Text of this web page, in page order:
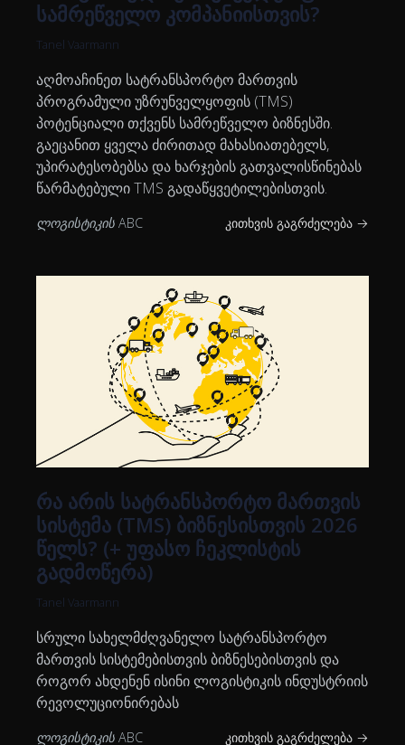
სამრეწველო კომპანიისთვის?
Tanel Vaarmann
აღმოაჩინეთ სატრანსპორტო მართვის
პროგრამული უზრუნველყოფის (TMS)
პოტენციალი თქვენს სამრეწველო ბიზნესში.
გაეცანით ყველა ძირითად მახასიათებელს,
უპირატესობებსა და ხარჯების გათვალისწინებას
წარმატებული TMS გადაწყვეტილებისთვის.
ლოგისტიკის ABC კითხვის გაგრძელება →
რა არის სატრანსპორტო მართვის
სისტემა (TMS) ბიზნესისთვის 2026
წელს? (+ უფასო ჩეკლისტის
გადმოწერა)
Tanel Vaarmann
სრული სახელმძღვანელო სატრანსპორტო
მართვის სისტემებისთვის ბიზნესებისთვის და
როგორ ახდენენ ისინი ლოგისტიკის ინდუსტრიის
რევოლუციონირებას
ლოგისტიკის ABC კითხვის გაგრძელება →